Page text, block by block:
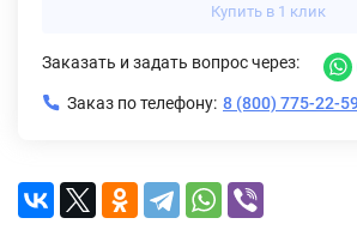
Купить в 1 клик
Заказать и задать вопрос через:
Заказ по телефону: 8 (800) 775-22-59